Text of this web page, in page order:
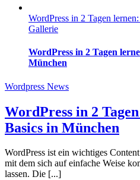
WordPress in 2 Tagen
Gallerie
WordPress in 2 Tagen
München
Wordpress News
WordPress in 2
Basics in München
WordPress ist ein wichtiges
mit dem sich auf einfache Weise
lassen. Die [...]